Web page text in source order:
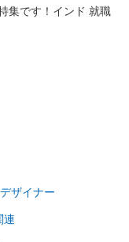
集です！インド 就職
ザイナー
連